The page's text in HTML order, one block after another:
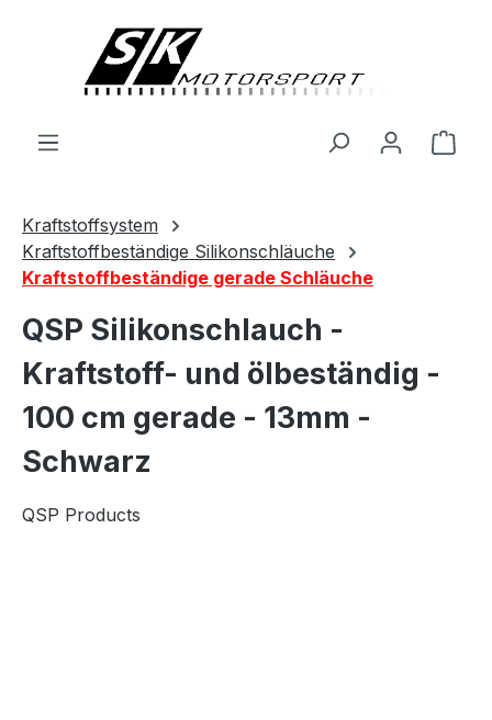
Kraftstoffsystem
Kraftstoffbeständige Silikonschläuche
Kraftstoffbeständige gerade Schläuche
QSP Silikonschlauch -
Kraftstoff- und ölbeständig -
100 cm gerade - 13mm -
Schwarz
QSP Products